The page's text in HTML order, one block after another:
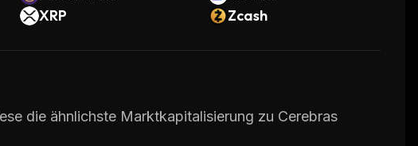
XRP Zcash
die ähnlichste Marktkapitalisierung zu Cerebras